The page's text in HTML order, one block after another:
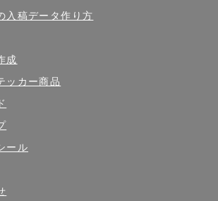
入稿データ作り方
成
ッカー商品
ール